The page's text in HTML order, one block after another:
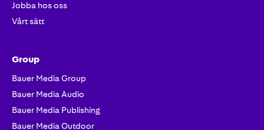
Jobba hos oss
Vårt sätt
Group
Bauer Media Group
Bauer Media Audio
Bauer Media Publishing
Bauer Media Outdoor